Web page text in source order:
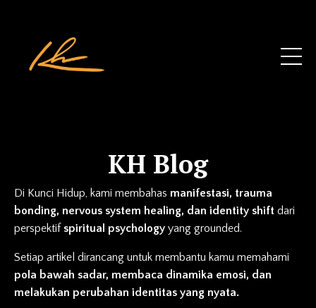
KH Blog
Di Kunci Hidup, kami membahas manifestasi, trauma
bonding, nervous system healing, dan identity shift dari
perspektif spiritual psychology yang grounded.
Setiap artikel dirancang untuk membantu kamu memahami
pola bawah sadar, membaca dinamika emosi, dan
melakukan perubahan identitas yang nyata.